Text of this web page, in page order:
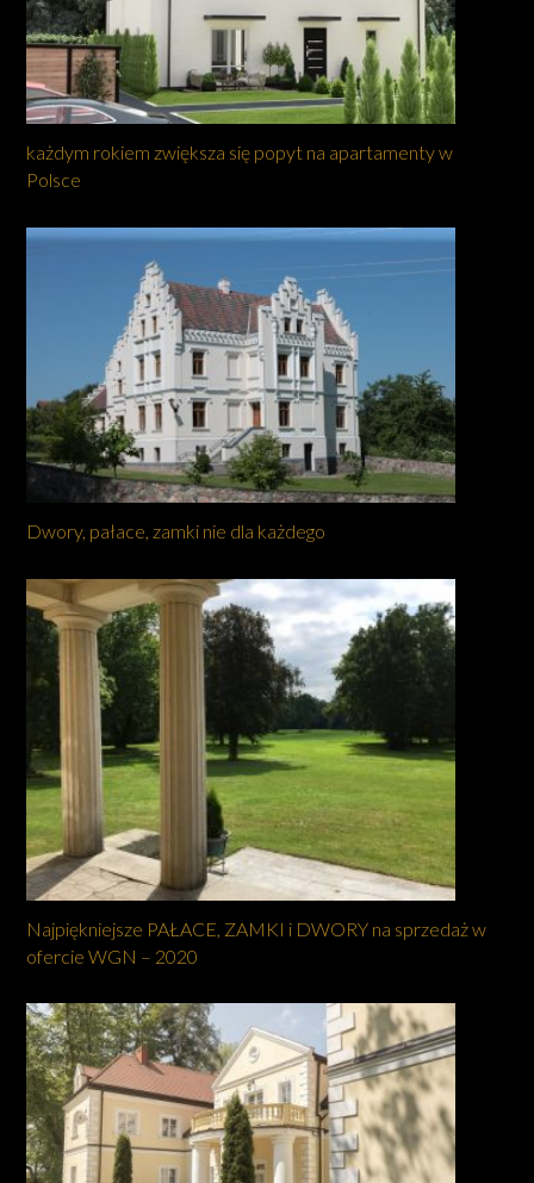
każdym rokiem zwiększa się popyt na apartamenty w
Polsce
Dwory, pałace, zamki nie dla każdego
Najpiękniejsze PAŁACE, ZAMKI i DWORY na sprzedaż w
ofercie WGN – 2020